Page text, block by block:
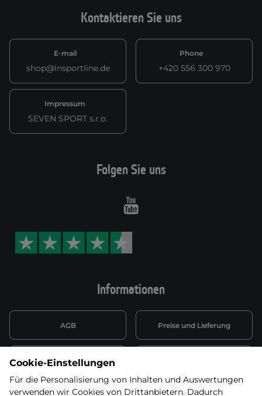
Kontaktieren Sie uns
E-mail
shop@insportline.de
Phone
+420 556 300 970
Impressum
SEVEN SPORT s.r.o.
Informationen
AGB Preise und Lieferung
Datenschutzerklärung
Wiederufsbelehrung mit Link
Folgen Sie uns
Youtube
Cookie-Einstellungen
Für die Personalisierung von Inhalten und Auswertungen
verwenden wir Cookies von Drittanbietern. Dadurch